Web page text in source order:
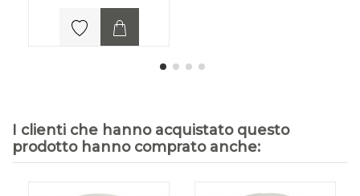
I clienti che hanno acquistato questo
prodotto hanno comprato anche: